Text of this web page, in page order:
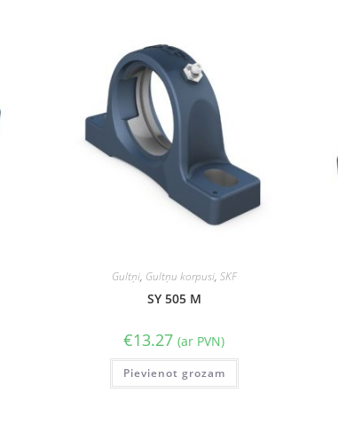
Gultņi, Gultņu korpusi, SKF
SY 505 M
€13.27 (ar PVN)
Pievienot grozam